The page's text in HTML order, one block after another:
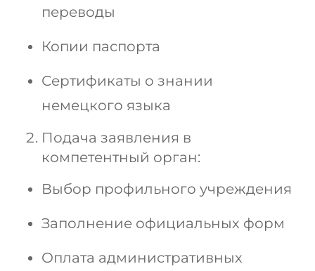
переводы
Копии паспорта
Сертификаты о знании
немецкого языка
Подача заявления в
компетентный орган:
Выбор профильного учреждения
Заполнение официальных форм
Оплата административных